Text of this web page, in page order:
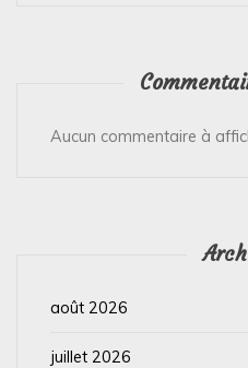
Aucun commentaire à
août 2026
juillet 2026